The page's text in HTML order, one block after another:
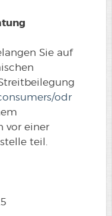
Sie auf
odr
vor einer
teil.